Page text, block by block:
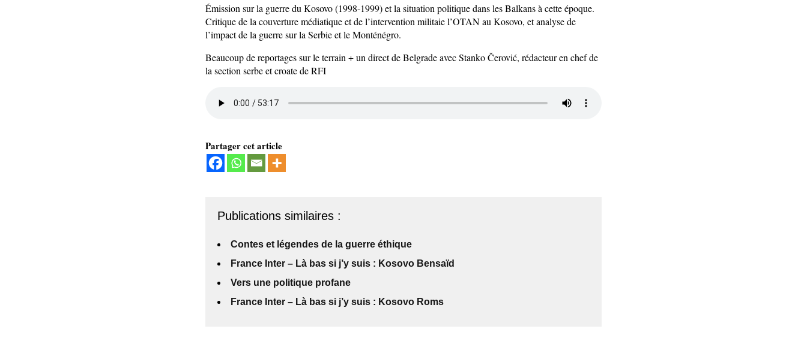
Émission sur la guerre du Kosovo (1998-1999) et la situation politique dans les Balkans à cette époque.
Critique de la couverture médiatique et de l’intervention militaie l’OTAN au Kosovo, et analyse de
l’impact de la guerre sur la Serbie et le Monténégro.
Beaucoup de reportages sur le terrain + un direct de Belgrade avec Stanko Čerović, rédacteur en chef de
la section serbe et croate de RFI
Partager cet article
Publications similaires :
Contes et légendes de la guerre éthique
France Inter – Là bas si j’y suis : Kosovo Bensaïd
Vers une politique profane
France Inter – Là bas si j’y suis : Kosovo Roms